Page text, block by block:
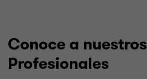
Conoce a nuestros
Profesionales